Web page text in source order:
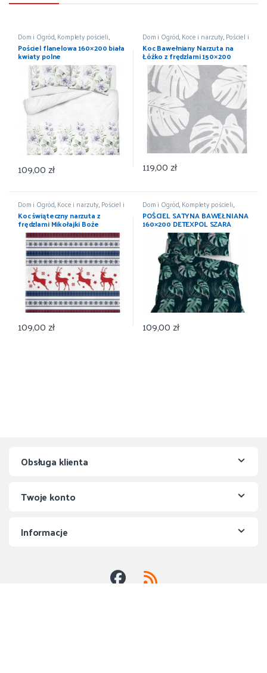
Dom i Ogród, Komplety pościeli,
Pościel i koce ,Wyposażenie
Pościel flanelowa 160×200 biała
kwiaty polne
109,00zł
Dom i Ogród, Koce i narzuty, Pościel i
koce,Wyposażenie
Koc Bawełniany Narzuta na
Łóżko z frędzlami 150×200
119,00zł
Dom i Ogród, Koce i narzuty, Pościel i
koce,Wyposażenie
Koc świąteczny narzuta z
frędzlami Mikołajki Boże
Narodzenie 150×200
109,00zł
Dom i Ogród, Komplety pościeli,
Pościel i koce,Wyposażenie
POŚCIEL SATYNA BAWEŁNIANA
160×200 DETEXPOL SZARA
109,00zł
Obsługa klienta
Twoje konto
Informacje